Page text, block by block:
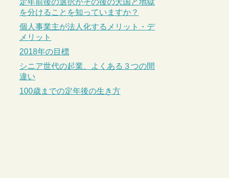
定年前後の選択がその後の天国と地獄
を分けることを知っていますか？
個人事業主が法人化するメリット・デ
メリット
2018年の目標
シニア世代の起業、よくある３つの間
違い
100歳までの定年後の生き方